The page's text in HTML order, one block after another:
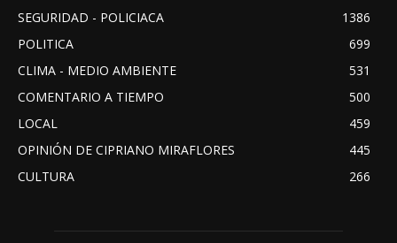
SEGURIDAD - POLICIACA
1386
POLITICA
699
CLIMA - MEDIO AMBIENTE
531
COMENTARIO A TIEMPO
500
LOCAL
459
OPINIÓN DE CIPRIANO MIRAFLORES
445
CULTURA
266